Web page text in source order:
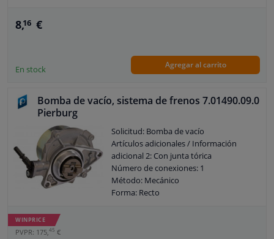
8,16 €
En stock Agregar al carrito
Bomba de vacío, sistema de frenos 7.01490.09.0
Pierburg
Solicitud: Bomba de vacío
Artículos adicionales / Información
adicional 2: Con junta tórica
Número de conexiones: 1
Método: Mecánico
Forma: Recto
WINPRICE
PVPR: 175, 45 €